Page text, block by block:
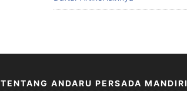
TENTANG ANDARU PERSADA MANDIRI